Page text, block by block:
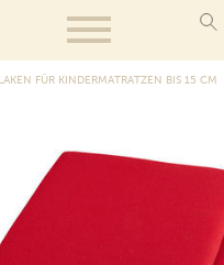
FÜR KINDERMATRATZEN BIS 15 CM